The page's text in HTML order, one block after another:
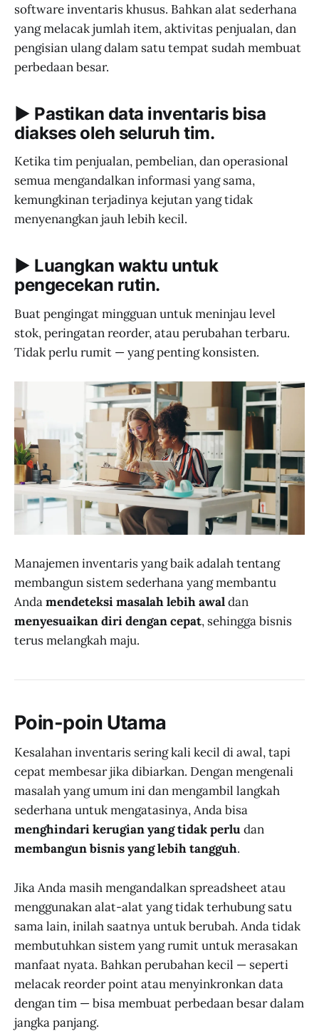
software inventaris khusus. Bahkan alat sederhana
yang melacak jumlah item, aktivitas penjualan, dan
pengisian ulang dalam satu tempat sudah membuat
perbedaan besar.
▶︎ Pastikan data inventaris bisa
diakses oleh seluruh tim.
Ketika tim penjualan, pembelian, dan operasional
semua mengandalkan informasi yang sama,
kemungkinan terjadinya kejutan yang tidak
menyenangkan jauh lebih kecil.
▶︎ Luangkan waktu untuk
pengecekan rutin.
Buat pengingat mingguan untuk meninjau level
stok, peringatan reorder, atau perubahan terbaru.
Tidak perlu rumit — yang penting konsisten.
Manajemen inventaris yang baik adalah tentang
membangun sistem sederhana yang membantu
Andamendeteksi masalah lebih awaldan
menyesuaikan diri dengan cepat, sehingga bisnis
terus melangkah maju.
Poin-poin Utama
Kesalahan inventaris sering kali kecil di awal, tapi
cepat membesar jika dibiarkan. Dengan mengenali
masalah yang umum ini dan mengambil langkah
sederhana untuk mengatasinya, Anda bisa
menghindari kerugian yang tidak perlu dan
membangun bisnis yang lebih tangguh.
Jika Anda masih mengandalkan spreadsheet atau
menggunakan alat-alat yang tidak terhubung satu
sama lain, inilah saatnya untuk berubah. Anda tidak
membutuhkan sistem yang rumit untuk merasakan
manfaat nyata. Bahkan perubahan kecil — seperti
melacak reorder point atau menyinkronkan data
dengan tim — bisa membuat perbedaan besar dalam
jangka panjang.